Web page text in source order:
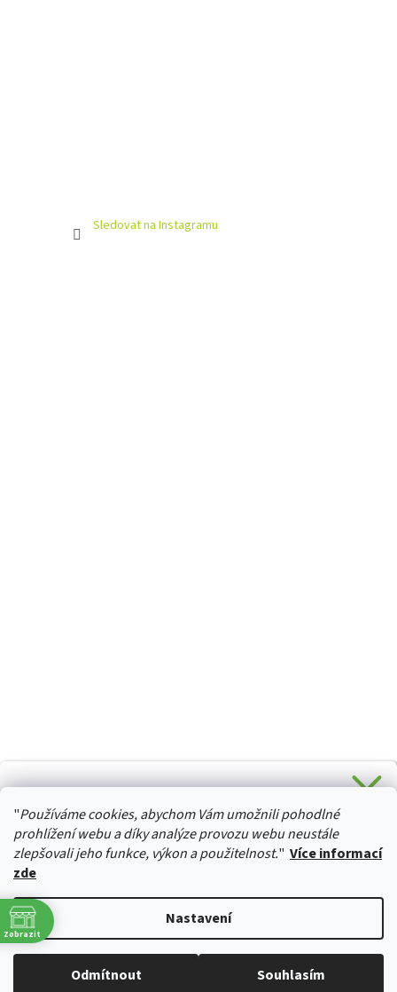
"Používáme cookies, abychom Vám umožnili pohodlné
prohlížení webu a díky analýze provozu webu neustále
zlepšovali jeho funkce, výkon a použitelnost." Více informací
zde
Nastavení
Odmítnout Souhlasím
Sledovat na Instagramu
HURTTA-COLLECTION.CZ
Copyright 2026izviratka.cz. Všechna práva vyhrazena.Upravit
Zobrazit
Stačí se přihlásit k odběru novinek z našeho obchodu a je
Vaše :)
Ano, chci se přihlásit
Zásady zpracování osobních údajů